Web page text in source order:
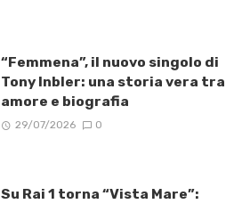
“Femmena”, il nuovo singolo di
Tony Inbler: una storia vera tra
amore e biografia
29/07/2026 0
Su Rai 1 torna “Vista Mare”: